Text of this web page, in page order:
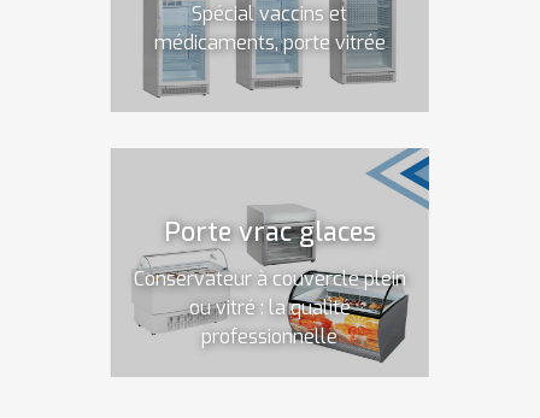
Spécial vaccins et
médicaments, porte vitrée
Porte vrac glaces
Conservateur à couvercle plein
ou vitré : la qualité
professionnelle